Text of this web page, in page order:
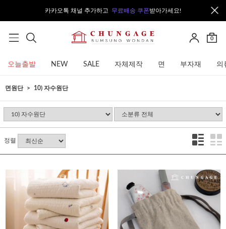
카카오톡 채널 추가하고 무료배송 쿠폰받아가세요!
0
오늘출발 NEW SALE 자체제작 면 부자재 의
면원단 10) 자수원단
정렬